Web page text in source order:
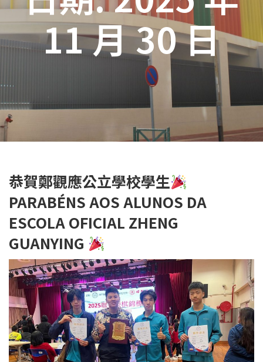
11 月 30 日
恭賀鄭觀應公立學校學生
PARABÉNS AOS ALUNOS DA
ESCOLA OFICIAL ZHENG
GUANYING